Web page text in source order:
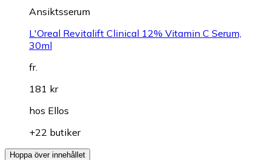
Ansiktsserum
L'Oreal Revitalift Clinical 12% Vitamin C Serum,
30ml
fr.
181 kr
hos Ellos
+22 butiker
Hoppa över innehållet